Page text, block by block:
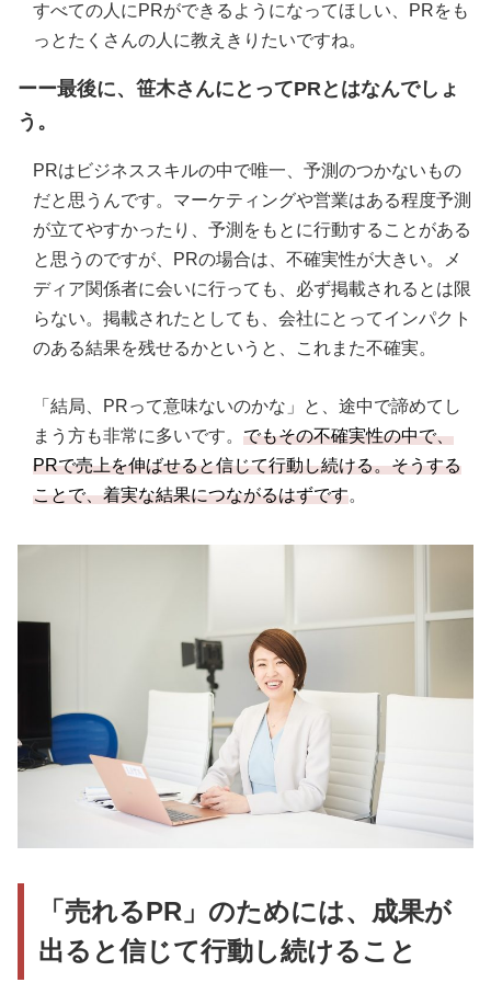
すべての人にPRができるようになってほしい、PRをも
っとたくさんの人に教えきりたいですね。
ーー最後に、笹木さんにとってPRとはなんでしょ
う。
PRはビジネススキルの中で唯一、予測のつかないもの
だと思うんです。マーケティングや営業はある程度予測
が立てやすかったり、予測をもとに行動することがある
と思うのですが、PRの場合は、不確実性が大きい。メ
ディア関係者に会いに行っても、必ず掲載されるとは限
らない。掲載されたとしても、会社にとってインパクト
のある結果を残せるかというと、これまた不確実。
「結局、PRって意味ないのかな」と、途中で諦めてし
まう方も非常に多いです。 でもその不確実性の中で、
PRで売上を伸ばせると信じて行動し続ける。そうする
ことで、着実な結果につながるはずです。
「売れるPR」のためには、成果が
出ると信じて行動し続けること